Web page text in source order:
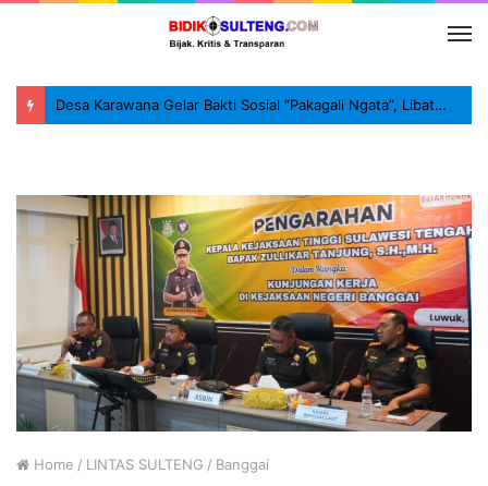
Desa Karawana Gelar Bakti Sosial “Pakagali Ngata”, Libatkan TNI, Polri dan Masyarakat
Home / LINTAS SULTENG / Banggai